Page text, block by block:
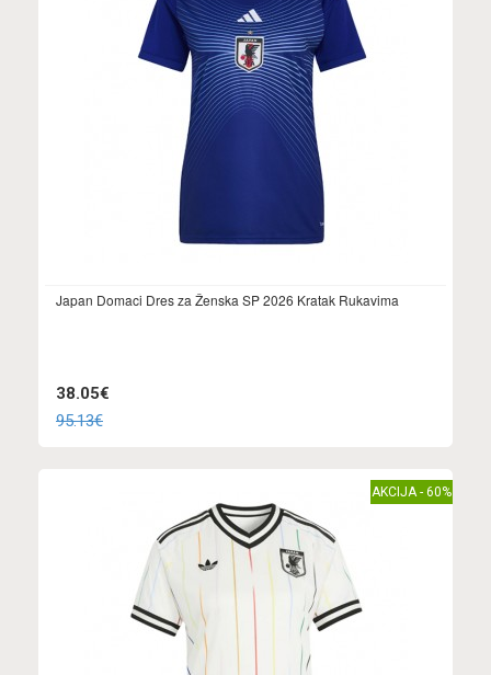
Japan Domaci Dres za Ženska SP 2026 Kratak Rukavima
38.05€
95.13€
AKCIJA - 60%